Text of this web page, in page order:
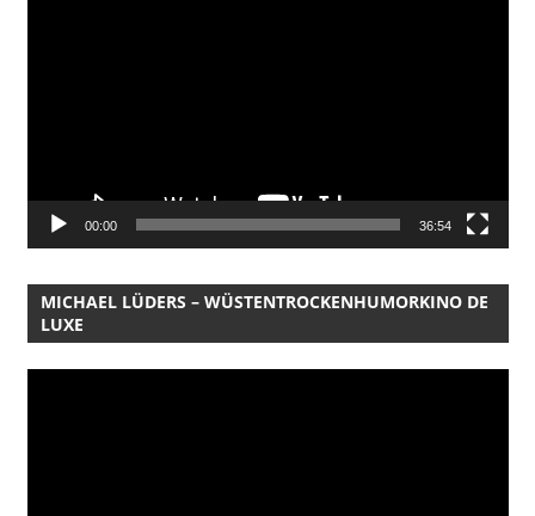
00:00 36:54
MICHAEL LÜDERS – WÜSTENTROCKENHUMORKINO DE
LUXE